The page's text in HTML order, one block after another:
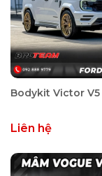
Bodykit Victor V5
Liên hệ